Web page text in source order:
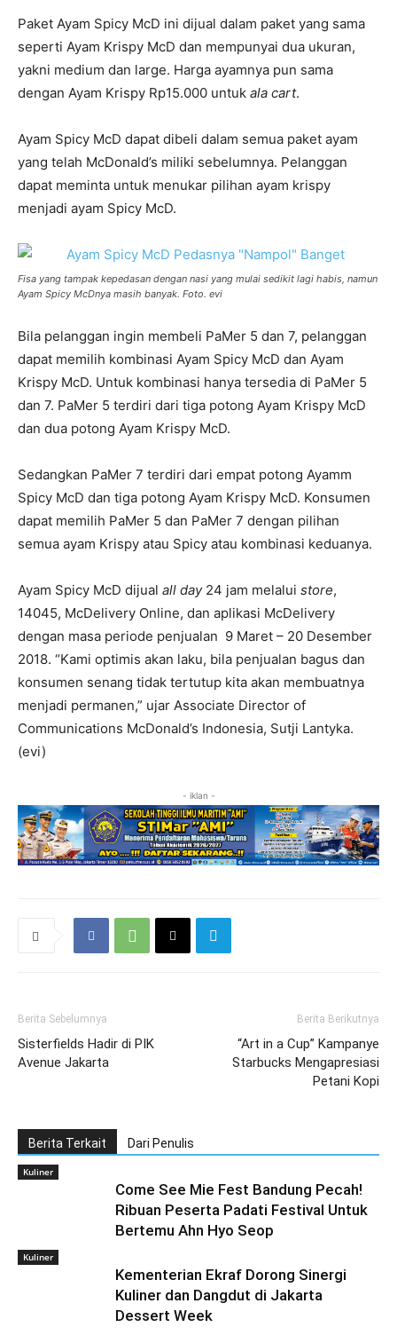
Paket Ayam Spicy McD ini dijual dalam paket yang sama
seperti Ayam Krispy McD dan mempunyai dua ukuran,
yakni medium dan large. Harga ayamnya pun sama
dengan Ayam Krispy Rp15.000 untuk ala cart.
Ayam Spicy McD dapat dibeli dalam semua paket ayam
yang telah McDonald’s miliki sebelumnya. Pelanggan
dapat meminta untuk menukar pilihan ayam krispy
menjadi ayam Spicy McD.
Fisa yang tampak kepedasan dengan nasi yang mulai sedikit lagi habis, namun
Ayam Spicy McDnya masih banyak. Foto. evi
Bila pelanggan ingin membeli PaMer 5 dan 7, pelanggan
dapat memilih kombinasi Ayam Spicy McD dan Ayam
Krispy McD. Untuk kombinasi hanya tersedia di PaMer 5
dan 7. PaMer 5 terdiri dari tiga potong Ayam Krispy McD
dan dua potong Ayam Krispy McD.
Sedangkan PaMer 7 terdiri dari empat potong Ayamm
Spicy McD dan tiga potong Ayam Krispy McD. Konsumen
dapat memilih PaMer 5 dan PaMer 7 dengan pilihan
semua ayam Krispy atau Spicy atau kombinasi keduanya.
Ayam Spicy McD dijual all day24 jam melalui store,
14045, McDelivery Online, dan aplikasi McDelivery
dengan masa periode penjualan 9 Maret – 20 Desember
2018. “Kami optimis akan laku, bila penjualan bagus dan
konsumen senang tidak tertutup kita akan membuatnya
menjadi permanen,” ujar Associate Director of
Communications McDonald’s Indonesia, Sutji Lantyka.
(evi)
- iklan -
Berita Sebelumnya
Sisterfields Hadir di PIK
Avenue Jakarta
Berita Berikutnya
“Art in a Cup” Kampanye
Starbucks Mengapresiasi
Petani Kopi
Berita Terkait Dari Penulis
Kuliner
Come See Mie Fest Bandung Pecah!
Ribuan Peserta Padati Festival Untuk
Bertemu Ahn Hyo Seop
Kuliner
Kementerian Ekraf Dorong Sinergi
Kuliner dan Dangdut di Jakarta
Dessert Week